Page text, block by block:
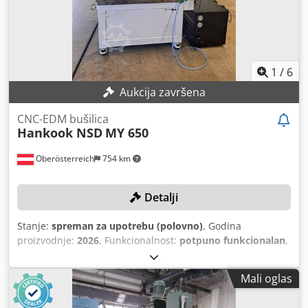
1 / 6
Aukcija završena
Oberösterreich 754 km
CNC-EDM bušilica
Hankook NSD MY 650
Detalji
Stanje: spreman za upotrebu (polovno), Godina
proizvodnje: 2026, Funkcionalnost: potpuno funkcionalan,
udaljenost pomeranja ose X:600 mm
radni hod Z-ose:755 mm, putanja pomeranja W-ose:500
mm, broj mjesta u izmjenjivaču alata:54, TEHNIČKI
DETALJITip: CNC-EDM bušilica X osa hod: 600 mm Y osa
Mali oglas